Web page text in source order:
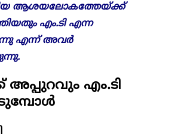
ആശയലോകത്തേയ്ക്ക്
എം.ടി എന്ന
എന്ന് അവർ
അപ്പുറവും എം.ടി